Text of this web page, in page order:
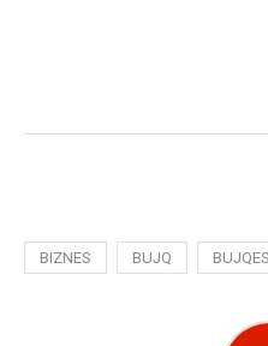
BIZNES BUJQ